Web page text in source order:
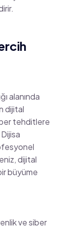
alanında
dijital
tehditlere
dijital
büyüme
ve siber